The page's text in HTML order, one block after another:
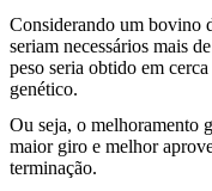
Considerando um bovino
seriam necessários mais
peso seria obtido em
genético.
Ou seja, o melhoramento
maior giro e melhor
terminação.